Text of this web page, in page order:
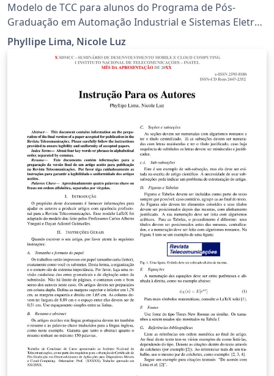
Modelo de TCC para alunos do Programa de Pós-
Graduação em Automação Industrial e Sistemas Eletro-
Eletrônicos
Phyllipe Lima, Nicole Luz